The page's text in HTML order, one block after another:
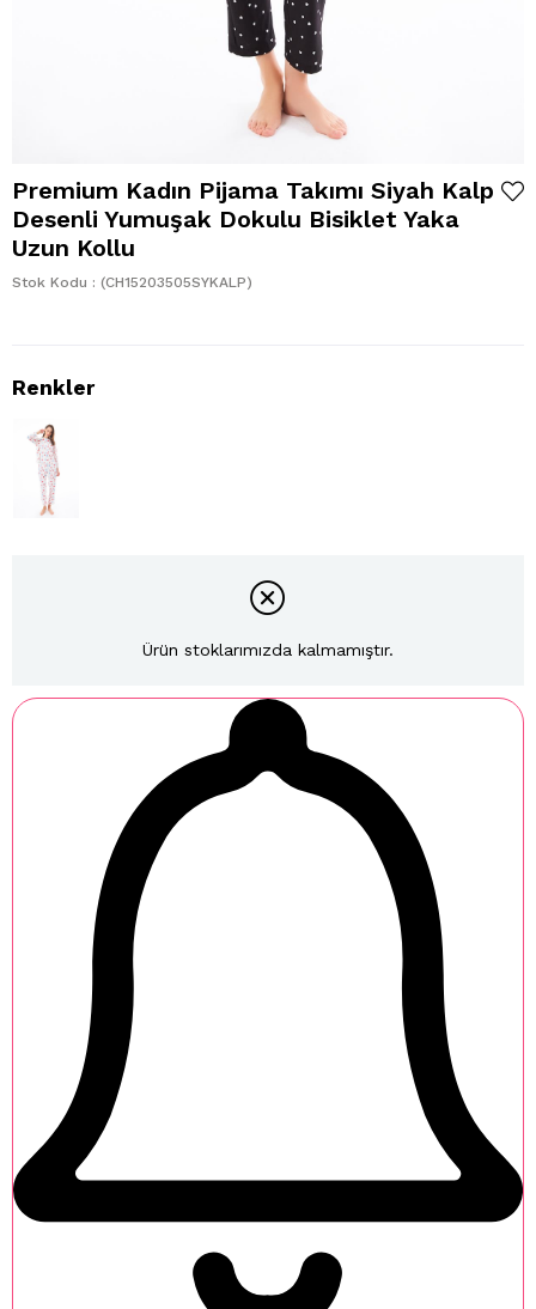
Premium Kadın Pijama Takımı Siyah Kalp
Desenli Yumuşak Dokulu Bisiklet Yaka
Uzun Kollu
Stok Kodu (CH15203505SYKALP)
Ürün stoklarımızda kalmamıştır.